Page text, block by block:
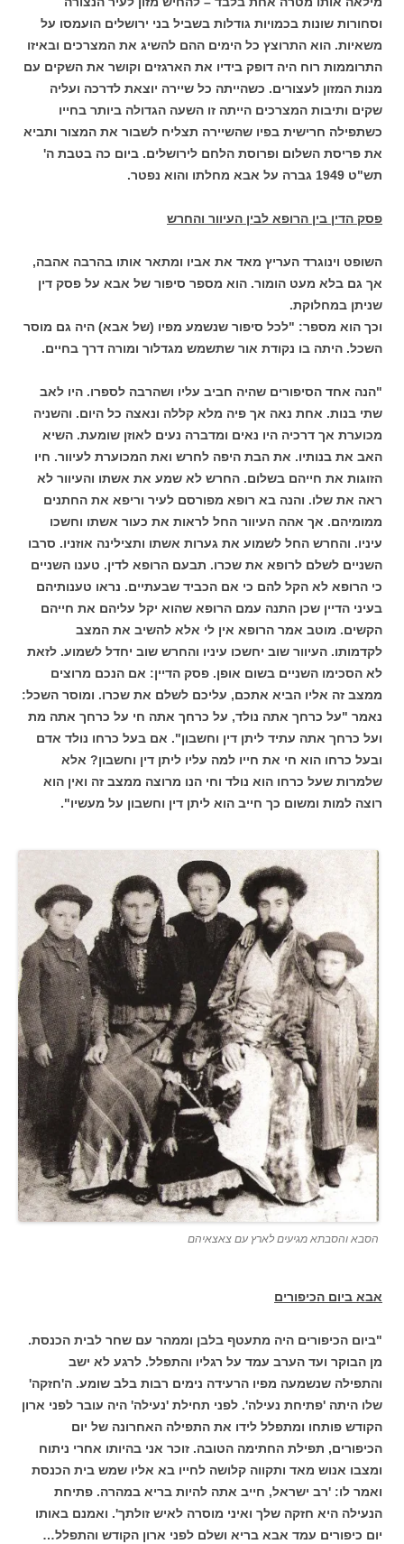
וסחורות שונות בכמויות גודלות בשביל בני ירושלים הועמסו על
משאיות. הוא התרוצץ כל הימים ההם להשיג את המצרכים ובאיזו
התרוממות רוח היה דופק בידיו את הארגזים וקושר את השקים עם
מנות המזון לעצורים. כשהייתה כל שיירה יוצאת לדרכה ועליה
שקים ותיבות המצרכים הייתה זו השעה הגדולה ביותר בחייו
כשתפילה חרישית בפיו שהשיירה תצליח לשבור את המצור ותביא
את פריסת השלום ופרוסת הלחם לירושלים. ביום כה בטבת ה'
תש"ט 1949 גברה על אבא מחלתו והוא נפטר.
פסק הדין בין הרופא לבין העיוור והחרש
השופט וינוגרד העריץ מאד את אביו ומתאר אותו בהרבה אהבה,
אך גם בלא מעט הומור. הוא מספר סיפור של אבא על פסק דין
שניתן במחלוקת.
וכך הוא מספר: "לכל סיפור שנשמע מפיו (של אבא) היה גם מוסר
השכל. היתה בו נקודת אור שתשמש מגדלור ומורה דרך בחיים.
"הנה אחד הסיפורים שהיה חביב עליו ושהרבה לספרו. היו לאב
שתי בנות. אחת נאה אך פיה מלא קללה ונאצה כל היום. והשניה
מכוערת אך דרכיה היו נאים ומדברה נעים לאוזן שומעת. השיא
האב את בנותיו. את הבת היפה לחרש ואת המכוערת לעיוור. חיו
הזוגות את חייהם בשלום. החרש לא שמע את אשתו והעיוור לא
ראה את שלו. והנה בא רופא מפורסם לעיר וריפא את החתנים
ממומיהם. אך אהה העיוור החל לראות את כעור אשתו וחשכו
עיניו. והחרש החל לשמוע את גערות אשתו ותצילינה אוזניו. סרבו
השניים לשלם לרופא את שכרו. תבעם הרופא לדין. טענו השניים
כי הרופא לא הקל להם כי אם הכביד שבעתיים. נראו טענותיהם
בעיני הדיין שכן התנה עמם הרופא שהוא יקל עליהם את חייהם
הקשים. מוטב אמר הרופא אין לי אלא להשיב את המצב
לקדמותו. העיוור שוב יחשכו עיניו והחרש שוב יחדל לשמוע. לזאת
לא הסכימו השניים בשום אופן. פסק הדיין: אם הנכם מרוצים
ממצב זה אליו הביא אתכם, עליכם לשלם את שכרו. ומוסר השכל:
נאמר "על כרחך אתה נולד, על כרחך אתה חי על כרחך אתה מת
ועל כרחך אתה עתיד ליתן דין וחשבון". אם בעל כרחו נולד אדם
ובעל כרחו הוא חי את חייו למה עליו ליתן דין וחשבון? אלא
שלמרות שעל כרחו הוא נולד וחי הנו מרוצה ממצב זה ואין הוא
רוצה למות ומשום כך חייב הוא ליתן דין וחשבון על מעשיו".
הסבא והסבתא מגיעים לארץ עם צאצאיהם
אבא ביום הכיפורים
"ביום הכיפורים היה מתעטף בלבן וממהר עם שחר לבית הכנסת.
מן הבוקר ועד הערב עמד על רגליו והתפלל. לרגע לא ישב
והתפילה שנשמעה מפיו הרעידה נימים רבות בלב שומע. ה'חזקה'
שלו היתה 'פתיחת נעילה'. לפני תחילת 'נעילה' היה עובר לפני ארון
הקודש פותחו ומתפלל לידו את התפילה האחרונה של יום
הכיפורים, תפילת החתימה הטובה. זוכר אני בהיותו אחרי ניתוח
ומצבו אנוש מאד ותקווה קלושה לחייו בא אליו שמש בית הכנסת
ואמר לו: 'רב ישראל, חייב אתה להיות בריא במהרה. פתיחת
הנעילה היא חזקה שלך ואיני מוסרה לאיש זולתך'. ואמנם באותו
יום כיפורים עמד אבא בריא ושלם לפני ארון הקודש והתפלל…